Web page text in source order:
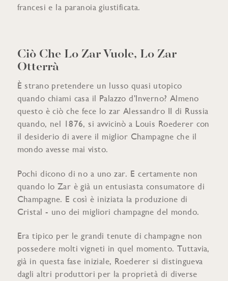
francesi e la paranoia giustificata.
Ciò Che Lo Zar Vuole, Lo Zar
Otterrà
È strano pretendere un lusso quasi utopico
quando chiami casa il Palazzo d'Inverno? Almeno
questo è ciò che fece lo zar Alessandro II di Russia
quando, nel 1876, si avvicinò a Louis Roederer con
il desiderio di avere il miglior Champagne che il
mondo avesse mai visto.
Pochi dicono di no a uno zar. E certamente non
quando lo Zar è già un entusiasta consumatore di
Champagne. E così è iniziata la produzione di
Cristal - uno dei migliori champagne del mondo.
Era tipico per le grandi tenute di champagne non
possedere molti vigneti in quel momento. Tuttavia,
già in questa fase iniziale, Roederer si distingueva
dagli altri produttori per la proprietà di diverse